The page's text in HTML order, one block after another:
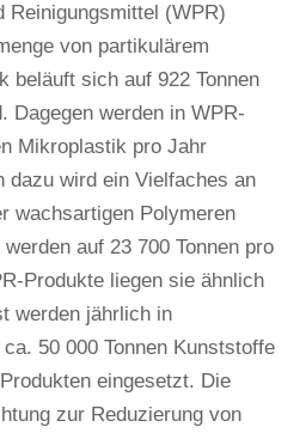
Reinigungsmittel (WPR)
von partikulärem
beläuft sich auf 922 Tonnen
Dagegen werden in WPR-
Mikroplastik pro Jahr
dazu wird ein Vielfaches an
wachsartigen Polymeren
auf 23 700 Tonnen pro
Produkte liegen sie ähnlich
werden jährlich in
50 000 Tonnen Kunststoffe
eingesetzt. Die
zur Reduzierung von